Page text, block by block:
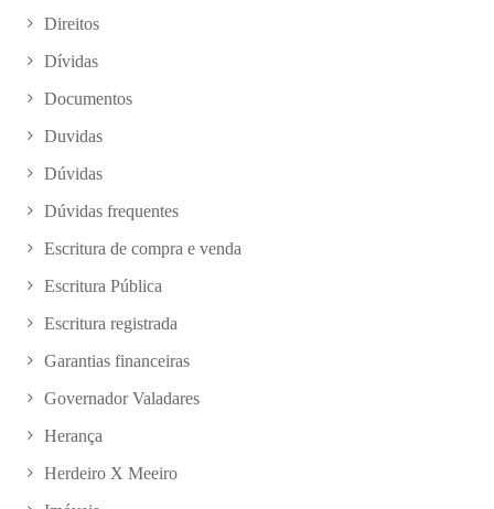
Direitos
Dívidas
Documentos
Duvidas
Dúvidas
Dúvidas frequentes
Escritura de compra e venda
Escritura Pública
Escritura registrada
Garantias financeiras
Governador Valadares
Herança
Herdeiro X Meeiro